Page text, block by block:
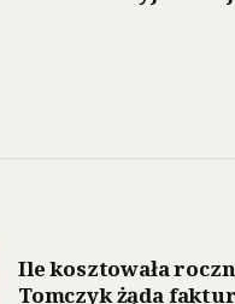
Ile kosztowała
Tomczyk żąda